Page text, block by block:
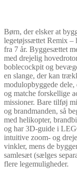
Børn, der elsker at
legetøjssættet Remix –
fra 7 år. Byggesættet
med drejelig
boblecockpit og
en slange, der kan
modulopbyggede
og matche forskellige
missioner. Bare tilføj
og brandmanden, så
med helikopter,
og har 3D-guide i
intuitive zoom- og
vinkler, mens de
samlesæt (sælges
flere legemuligheder.